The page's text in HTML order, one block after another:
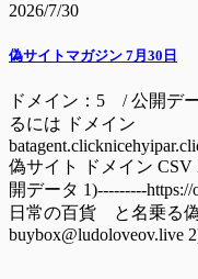
2026/7/30
偽サイトマガジン 7月30日
ドメイン：5 / 公開デ
るには ドメイン
偽サイト ドメイン CSV
開データ 1)---------
日常の百貨 と名乗る
buybox@ludoloveov.live